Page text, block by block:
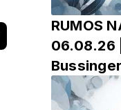
RUMOS
06.08.26
Bussinger